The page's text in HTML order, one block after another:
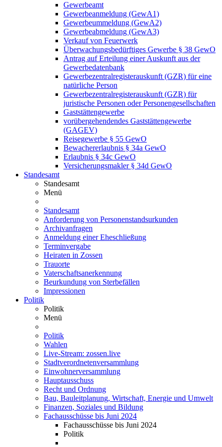
Gewerbeamt
Gewerbeanmeldung (GewA1)
Gewerbeummeldung (GewA2)
Gewerbeabmeldung (GewA3)
Verkauf von Feuerwerk
Überwachungsbedürftiges Gewerbe § 38 GewO
Antrag auf Erteilung einer Auskunft aus der
Gewerbedatenbank
Gewerbezentralregisterauskunft (GZR) für eine
natürliche Person
Gewerbezentralregisterauskunft (GZR) für
juristische Personen oder Personengesellschaften
Gaststättengewerbe
vorübergehendendes Gaststättengewerbe
(GAGEV)
Reisegewerbe § 55 GewO
Bewachererlaubnis § 34a GewO
Erlaubnis § 34c GewO
Versicherungsmakler § 34d GewO
Standesamt
Standesamt
Menü
Standesamt
Anforderung von Personenstandsurkunden
Archivanfragen
Anmeldung einer Eheschließung
Terminvergabe
Heiraten in Zossen
Trauorte
Vaterschaftsanerkennung
Beurkundung von Sterbefällen
Impressionen
Politik
Politik
Menü
Politik
Wahlen
Live-Stream: zossen.live
Stadtverordnetenversammlung
Einwohnerversammlung
Hauptausschuss
Recht und Ordnung
Bau, Bauleitplanung, Wirtschaft, Energie und Umwelt
Finanzen, Soziales und Bildung
Fachausschüsse bis Juni 2024
Fachausschüsse bis Juni 2024
Politik